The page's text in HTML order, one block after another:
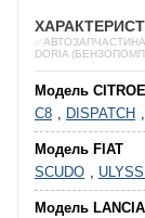
DORIA
Модель
C8 , DISPATCH ,
Модель FIAT
SCUDO ,
Модель LANCIA